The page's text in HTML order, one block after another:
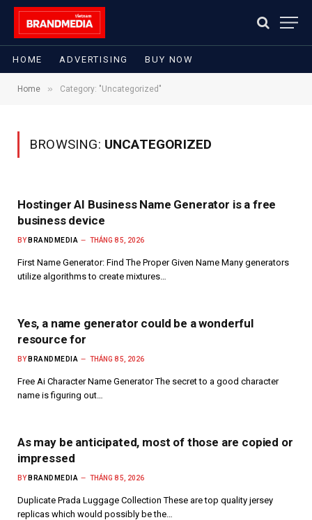
HOME ADVERTISING BUY NOW
Home » Category: "Uncategorized"
BROWSING: UNCATEGORIZED
Hostinger AI Business Name Generator is a free
business device
BY BRANDMEDIA THÁNG 8 5, 2026
First Name Generator: Find The Proper Given Name Many generators
utilize algorithms to create mixtures…
Yes, a name generator could be a wonderful
resource for
BY BRANDMEDIA THÁNG 8 5, 2026
Free Ai Character Name Generator The secret to a good character
name is figuring out…
As may be anticipated, most of those are copied or
impressed
BY BRANDMEDIA THÁNG 8 5, 2026
Duplicate Prada Luggage Collection These are top quality jersey
replicas which would possibly be the…